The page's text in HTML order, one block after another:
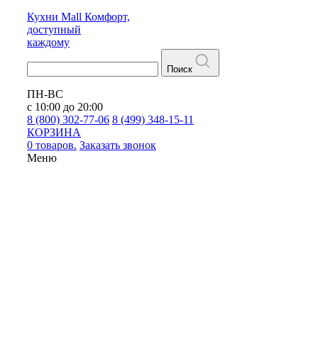
Кухни Mall Комфорт,
доступный
каждому
Поиск
ПН-ВС
с 10:00 до 20:00
8 (800) 302-77-06 8 (499) 348-15-11
КОРЗИНА
0 товаров. Заказать звонок
Меню